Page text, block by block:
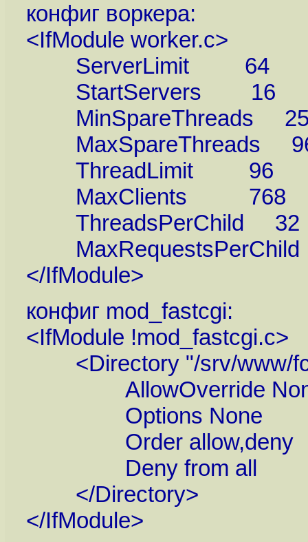
конфиг воркера:
<IfModule worker.c>
ServerLimit 64
StartServers 16
MinSpareThreads
MaxSpareThreads
ThreadLimit 96
MaxClients 768
ThreadsPerChild 32
MaxRequestsPerChild
</IfModule>
конфиг mod_fastcgi:
<IfModule !mod_fastcgi.c>
<Directory "/srv/www/
AllowOverride
Options None
Order allow,deny
Deny from all
</Directory>
</IfModule>